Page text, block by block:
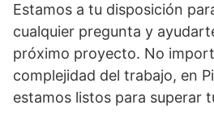
Estamos a tu disposición
cualquier pregunta y
próximo proyecto. No
complejidad del trabajo, en
estamos listos para superar